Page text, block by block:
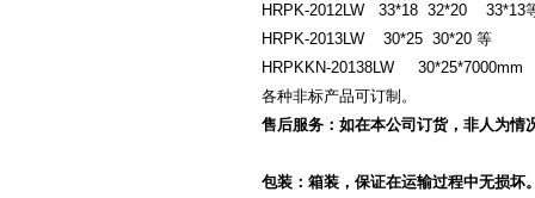
HRPK-2012LW 33*18 32*20 33*13
HRPK-2013LW 30*25 30*20 等
HRPKKN-20138LW
各种非标产品可订制。
售后服务：如在本公司订货，非人为情
包装：箱装，保证在运输过程中无损坏